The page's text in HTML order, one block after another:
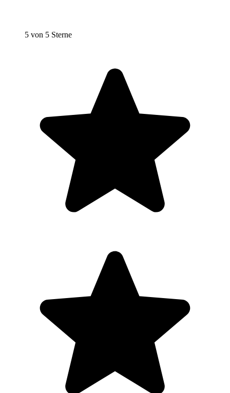
5 von 5 Sterne